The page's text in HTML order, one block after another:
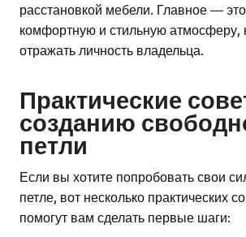
расстановкой мебели. Главное —
комфортную и стильную атмосферу,
отражать личность владельца.
Практические
созданию
петли
Если вы хотите попробовать свои
петле, вот несколько практических
помогут вам сделать первые шаги: